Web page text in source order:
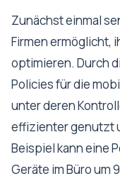
Zunächst einmal
Firmen ermöglicht,
optimieren. Durch
Policies für die
unter deren
effizienter genutzt
Beispiel kann eine
Geräte im Büro um